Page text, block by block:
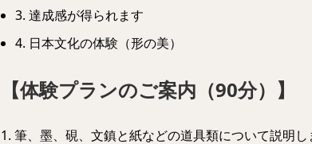
3. 達成感が得られます
4. 日本文化の体験（形の美）
【体験プランのご案内（90分）】
1. 筆、墨、硯、文鎮と紙などの道具類について説明し